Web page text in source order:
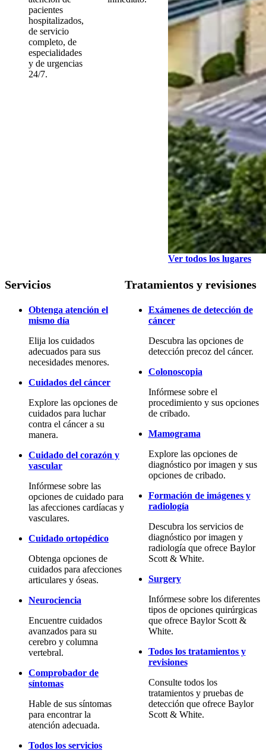
pacientes
hospitalizados,
de servicio
completo, de
especialidades
y de urgencias
24/7.
Ver todos los lugares
Servicios
Obtenga atención el
mismo día
Elija los cuidados
adecuados para sus
necesidades menores.
Cuidados del cáncer
Explore las opciones de
cuidados para luchar
contra el cáncer a su
manera.
Cuidado del corazón y
vascular
Infórmese sobre las
opciones de cuidado para
las afecciones cardíacas y
vasculares.
Cuidado ortopédico
Obtenga opciones de
cuidados para afecciones
articulares y óseas.
Neurociencia
Encuentre cuidados
avanzados para su
cerebro y columna
vertebral.
Comprobador de
síntomas
Hable de sus síntomas
para encontrar la
atención adecuada.
Todos los servicios
Tratamientos y revisiones
Exámenes de detección de
cáncer
Descubra las opciones de
detección precoz del cáncer.
Colonoscopia
Infórmese sobre el
procedimiento y sus opciones
de cribado.
Mamograma
Explore las opciones de
diagnóstico por imagen y sus
opciones de cribado.
Formación de imágenes y
radiología
Descubra los servicios de
diagnóstico por imagen y
radiología que ofrece Baylor
Scott & White.
Surgery
Infórmese sobre los diferentes
tipos de opciones quirúrgicas
que ofrece Baylor Scott &
White.
Todos los tratamientos y
revisiones
Consulte todos los
tratamientos y pruebas de
detección que ofrece Baylor
Scott & White.